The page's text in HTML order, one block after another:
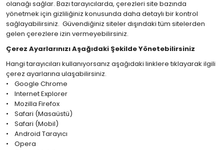
olanağı sağlar. Bazı tarayıcılarda, çerezleri site bazında
yönetmek için gizliliğiniz konusunda daha detaylı bir kontrol
sağlayabilirsiniz. Güvendiğiniz siteler dışındaki tüm sitelerden
gelen çerezlere izin vermeyebilirsiniz.
Çerez Ayarlarınızı Aşağıdaki Şekilde Yönetebilirsiniz
Hangi tarayıcıları kullanıyorsanız aşağıdaki linklere tıklayarak ilgili
çerez ayarlarına ulaşabilirsiniz.
• Google Chrome
• Internet Explorer
• Mozilla Firefox
• Safari (Masaüstü)
• Safari (Mobil)
• Android Tarayıcı
• Opera